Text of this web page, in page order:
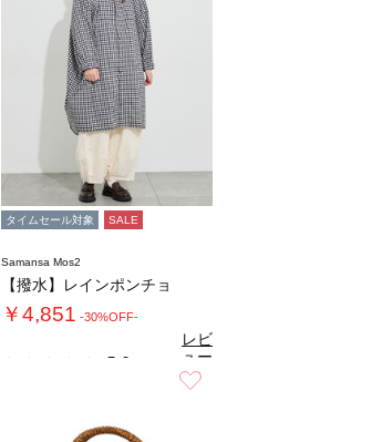
タイムセール対象 SALE
Samansa Mos2
【撥水】レインポンチョ
￥4,851 -30%OFF-
5.0
レビ
ュー
を見
る